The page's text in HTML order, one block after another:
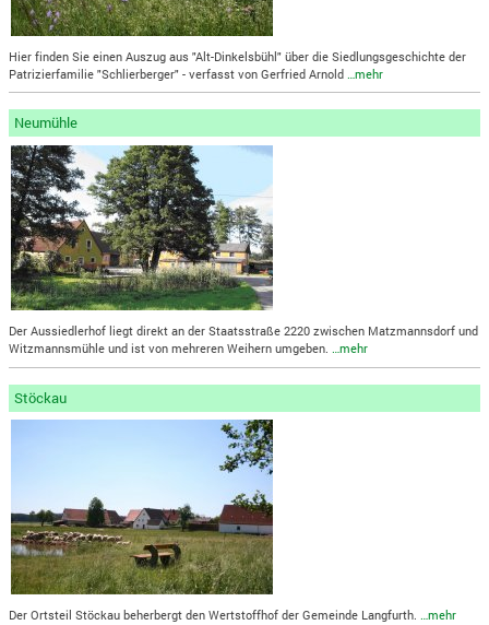
Hier finden Sie einen Auszug aus "Alt-Dinkelsbühl" über die Siedlungsgeschichte der
Patrizierfamilie "Schlierberger" - verfasst von Gerfried Arnold
…mehr
Neumühle
Der Aussiedlerhof liegt direkt an der Staatsstraße 2220 zwischen Matzmannsdorf und
Witzmannsmühle und ist von mehreren Weihern umgeben.…mehr
Stöckau
Der Ortsteil Stöckau beherbergt den Wertstoffhof der Gemeinde Langfurth.…mehr